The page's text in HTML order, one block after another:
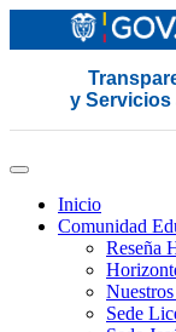
y Servicios
Inicio
Comunidad
Reseña
Sede